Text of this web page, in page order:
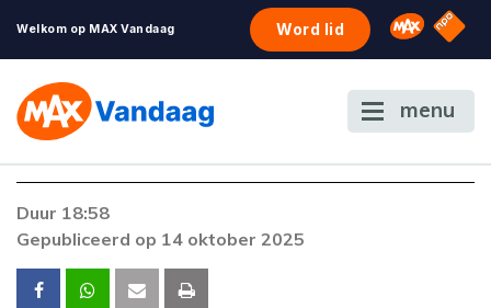
Welkom op MAX Vandaag Word lid Omroep
NPO
menu
Duur 18:58
Gepubliceerd op 14 oktober 2025